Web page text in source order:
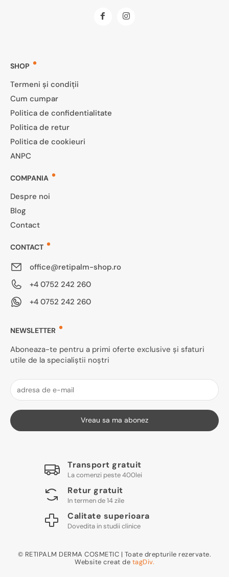
SHOP
Termeni și condiții
Cum cumpar
Politica de confidentialitate
Politica de retur
Politica de cookieuri
ANPC
COMPANIA
Despre noi
Blog
Contact
CONTACT
office@retipalm-shop.ro
+4 0752 242 260
+4 0752 242 260
NEWSLETTER
Aboneaza-te pentru a primi oferte exclusive și sfaturi
utile de la specialiștii noștri
Vreau sa ma abonez
Transport gratuit
La comenzi peste 400lei
Retur gratuit
In termen de 14 zile
Calitate superioara
Dovedita in studii clinice
© RETIPALM DERMA COSMETIC | Toate drepturile rezervate.
Website creat de tagDiv.